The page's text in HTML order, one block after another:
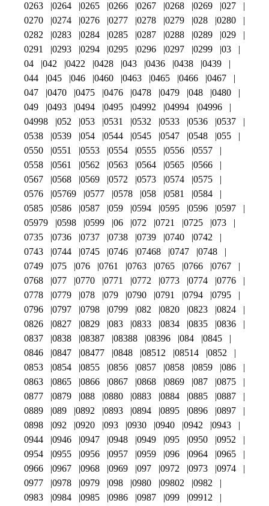
0263 0264 0265 0266 0267 0268 0269
027
0270
0274 0276 0277 0278 0279 028
0280
0282
0283 0284 0285 0287 0288 0289
029
0291
0293 0294 0295 0296 0297 0299
03
04
042 0422 0428 043 0436 0438
0439
044
045 046 0460 0463 0465 0466
0467
047
0470 0475 0476 0478 0479 048
0480
049
0493 0494 0495 04992 04994
04996
04998
052 053 0531 0532 0533 0536
0537
0538
0539 054 0544 0545 0547 0548
055
0550
0551 0553 0554 0555 0556
0557
0558
0561 0562 0563 0564 0565
0566
0567
0568 0569 0572 0573 0574
0575
0576
05769 0577 0578 058 0581
0584
0585
0586 0587 059 0594 0595 0596
0597
05979
0598 0599 06 072 0721 0725
073
0735
0736 0737 0738 0739 0740
0742
0743
0744 0745 0746 07468 0747
0748
0749
075 076 0761 0763 0765 0766
0767
0768
077 0770 0771 0772 0773 0774
0776
0778
0779 078 079 0790 0791 0794
0795
0796
0797 0798 0799 082 0820 0823
0824
0826
0827 0829 083 0833 0834 0835
0836
0837
0838 08387 08388 08396 084
0845
0846
0847 08477 0848 08512 08514
0852
0853
0854 0855 0856 0857 0858 0859
086
0863
0865 0866 0867 0868 0869 087
0875
0877
0879 088 0880 0883 0884 0885
0887
0889
089 0892 0893 0894 0895 0896
0897
0898
092 0920 093 0930 0940 0942
0943
0944
0946 0947 0948 0949 095 0950
0952
0954
0955 0956 0957 0959 096 0964
0965
0966
0967 0968 0969 097 0972 0973
0974
0977
0978 0979 098 0980 09802
0982
0983
0984 0985 0986 0987 099
09912